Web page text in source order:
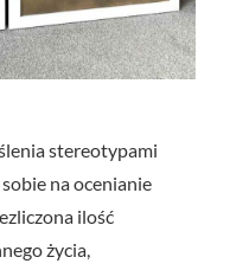
stereotypami
na ocenianie
ilość
życia,